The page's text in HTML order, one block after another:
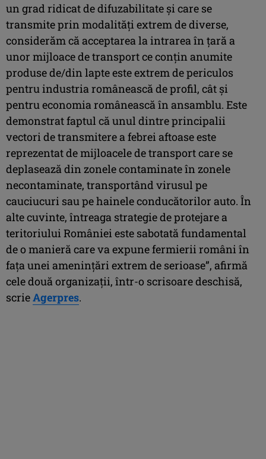
un grad ridicat de difuzabilitate şi care se
transmite prin modalităţi extrem de diverse,
considerăm că acceptarea la intrarea în ţară a
unor mijloace de transport ce conţin anumite
produse de/din lapte este extrem de periculos
pentru industria românească de profil, cât şi
pentru economia românească în ansamblu. Este
demonstrat faptul că unul dintre principalii
vectori de transmitere a febrei aftoase este
reprezentat de mijloacele de transport care se
deplasează din zonele contaminate în zonele
necontaminate, transportând virusul pe
cauciucuri sau pe hainele conducătorilor auto. În
alte cuvinte, întreaga strategie de protejare a
teritoriului României este sabotată fundamental
de o manieră care va expune fermierii români în
faţa unei ameninţări extrem de serioase”, afirmă
cele două organizaţii, într-o scrisoare deschisă,
scrieAgerpres.